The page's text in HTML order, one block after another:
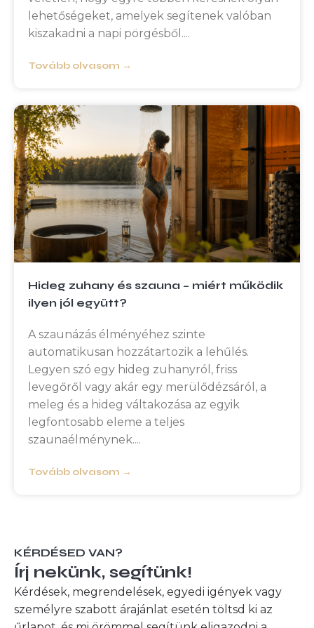
lehetőségeket, amelyek segítenek valóban
kiszakadni a napi pörgésből.
Tovább olvasom →
Hideg zuhany és szauna – miért működik
ilyen jól együtt?
A szaunázás élményéhez szinte
automatikusan hozzátartozik a lehűlés.
Legyen szó egy hideg zuhanyról, friss
levegőről vagy akár egy merülődézsáról, a
meleg és a hideg váltakozása az egyik
legfontosabb eleme a teljes
szaunaélménynek.
Tovább olvasom →
KÉRDÉSED VAN?
Írj nekünk, segítünk!
Kérdések, megrendelések, egyedi igények vagy
személyre szabott árajánlat esetén töltsd ki az